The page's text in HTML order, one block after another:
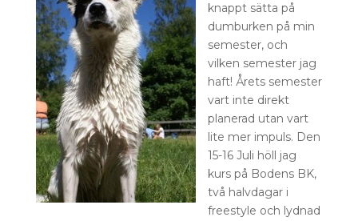
knappt sätta på
dumburken på min
semester, och
vilken semester jag
haft! Årets semester
vart inte direkt
planerad utan vart
lite mer impuls. Den
15-16 Juli höll jag
kurs på Bodens BK,
två halvdagar i
freestyle och lydnad